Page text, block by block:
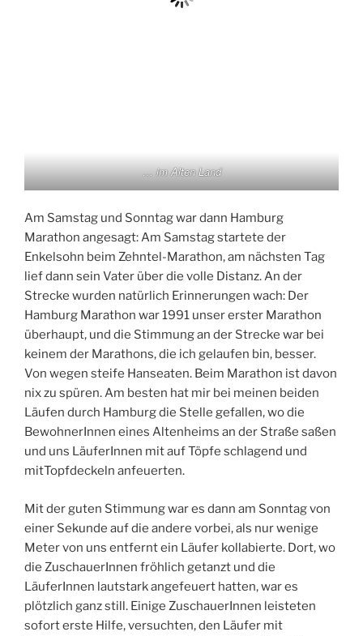
… im Alten Land
Am Samstag und Sonntag war dann Hamburg
Marathon angesagt: Am Samstag startete der
Enkelsohn beim Zehntel-Marathon, am nächsten Tag
lief dann sein Vater über die volle Distanz. An der
Strecke wurden natürlich Erinnerungen wach: Der
Hamburg Marathon war 1991 unser erster Marathon
überhaupt, und die Stimmung an der Strecke war bei
keinem der Marathons, die ich gelaufen bin, besser.
Von wegen steife Hanseaten. Beim Marathon ist davon
nix zu spüren. Am besten hat mir bei meinen beiden
Läufen durch Hamburg die Stelle gefallen, wo die
BewohnerInnen eines Altenheims an der Straße saßen
und uns LäuferInnen mit auf Töpfe schlagend und
mitTopfdeckeln anfeuerten.
Mit der guten Stimmung war es dann am Sonntag von
einer Sekunde auf die andere vorbei, als nur wenige
Meter von uns entfernt ein Läufer kollabierte. Dort, wo
die ZuschauerInnen fröhlich getanzt und die
LäuferInnen lautstark angefeuert hatten, war es
plötzlich ganz still. Einige ZuschauerInnen leisteten
sofort erste Hilfe, versuchten, den Läufer mit